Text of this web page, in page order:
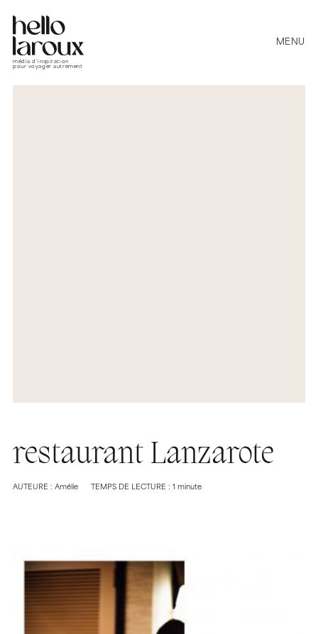
média d’inspiration
pour voyager autrement
MENU
restaurant Lanzarote
AUTEURE : Amélie TEMPS DE LECTURE : 1 minute